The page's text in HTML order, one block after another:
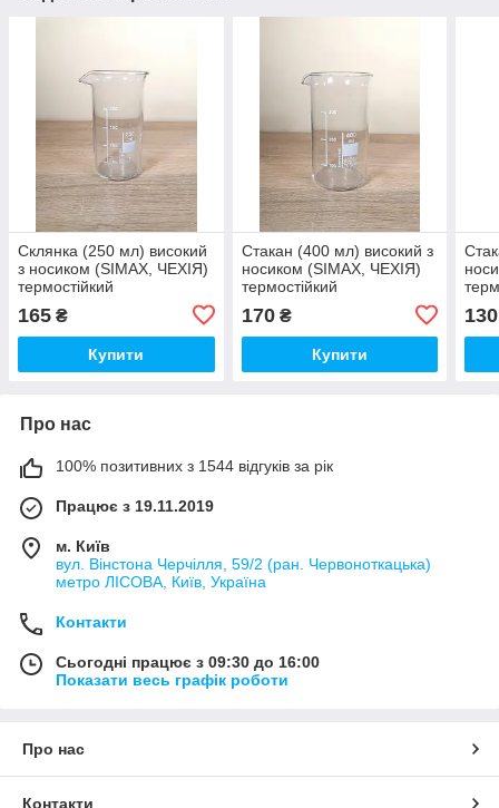
Склянка (250 мл) високий
з носиком (SIMAX, ЧЕХІЯ)
термостійкий
165 ₴
Купити
Стакан (400 мл) високий з
носиком (SIMAX, ЧЕХІЯ)
термостійкий
170₴
Купити
130
Про нас
100% позитивних з 1544 відгуків за рік
Працює з 19.11.2019
м. Київ
вул. Вінстона Черчілля, 59/2 (ран. Червоноткацька)
метро ЛІСОВА, Київ, Україна
Контакти
Сьогодні працює з 09:30 до 16:00
Показати весь графік роботи
Про нас
Контакти